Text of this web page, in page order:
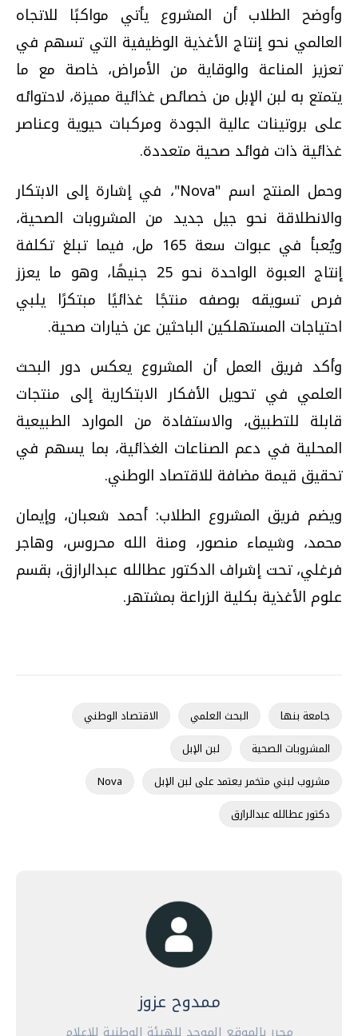
وأوضح الطلاب أن المشروع يأتي مواكبًا للاتجاه
العالمي نحو إنتاج الأغذية الوظيفية التي تسهم في
تعزيز المناعة والوقاية من الأمراض، خاصة مع ما
يتمتع به لبن الإبل من خصائص غذائية مميزة، لاحتوائه
على بروتينات عالية الجودة ومركبات حيوية وعناصر
غذائية ذات فوائد صحية متعددة.
وحمل المنتج اسم "Nova"، في إشارة إلى الابتكار
والانطلاقة نحو جيل جديد من المشروبات الصحية،
ويُعبأ في عبوات سعة 165 مل، فيما تبلغ تكلفة
إنتاج العبوة الواحدة نحو 25 جنيهًا، وهو ما يعزز
فرص تسويقه بوصفه منتجًا غذائيًا مبتكرًا يلبي
احتياجات المستهلكين الباحثين عن خيارات صحية.
وأكد فريق العمل أن المشروع يعكس دور البحث
العلمي في تحويل الأفكار الابتكارية إلى منتجات
قابلة للتطبيق، والاستفادة من الموارد الطبيعية
المحلية في دعم الصناعات الغذائية، بما يسهم في
تحقيق قيمة مضافة للاقتصاد الوطني.
ويضم فريق المشروع الطلاب: أحمد شعبان، وإيمان
محمد، وشيماء منصور، ومنة الله محروس، وهاجر
فرغلي، تحت إشراف الدكتور عطالله عبدالرازق، بقسم
علوم الأغذية بكلية الزراعة بمشتهر.
جامعة بنها البحث العلمي
الاقتصاد الوطني
المشروبات الصحية
لبن الإبل
مشروب لبني متخمر يعتمد على لبن الإبل
Nova
دكتور عطالله عبدالرازق
ممدوح عزوز